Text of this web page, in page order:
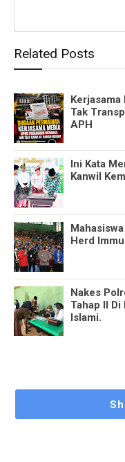
Related Posts
Kerjasama
Tak
APH
Ini Kata
Kanwil
Herd
Nakes
Tahap II
Islami.